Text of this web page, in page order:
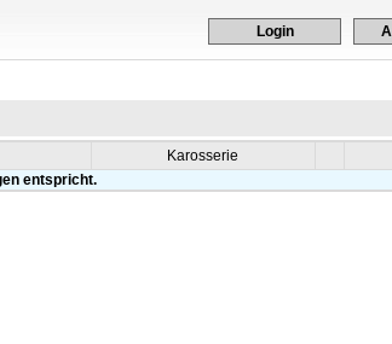
Login
Karosserie
entspricht.